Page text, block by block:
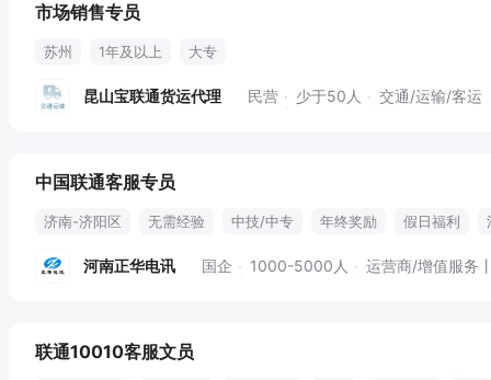
市场销售专员
苏州 1年及以上 大专
昆山宝联通货运代理 民营 少于50人 交通/运输/客运
中国联通客服专员
济南-济阳区 无需经验 中技/中专 年终奖励 假日福利
河南正华电讯 国企 1000-5000人 运营商/增值服务
联通10010客服文员